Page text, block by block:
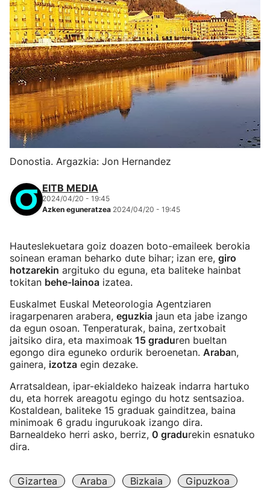
Donostia. Argazkia: Jon Hernandez
EITB MEDIA
2024/04/20 - 19:45
Azken eguneratzea 2024/04/20 - 19:45
Hauteslekuetara goiz doazen boto-emaileek berokia
soinean eraman beharko dute bihar; izan ere, giro
hotzarekin argituko du eguna, eta baliteke hainbat
tokitan behe-lainoa izatea.
Euskalmet Euskal Meteorologia Agentziaren
iragarpenaren arabera, eguzkia jaun eta jabe izango
da egun osoan. Tenperaturak, baina, zertxobait
jaitsiko dira, eta maximoak 15 graduren bueltan
egongo dira eguneko ordurik beroenetan. Araban,
gainera, izotza egin dezake.
Arratsaldean, ipar-ekialdeko haizeak indarra hartuko
du, eta horrek areagotu egingo du hotz sentsazioa.
Kostaldean, baliteke 15 graduak gainditzea, baina
minimoak 6 gradu ingurukoak izango dira.
Barnealdeko herri asko, berriz, 0 gradurekin esnatuko
dira.
Gizartea Araba Bizkaia
Gipuzkoa